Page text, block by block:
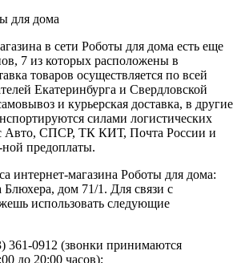
в сети Роботы для дома есть еще
7 из которых расположены в
товаров осуществляется по всей
Екатеринбурга и Свердловской
и курьерская доставка, в другие
силами логистических
Авто, СПСР, ТК КИТ, Почта России и
ной предоплаты.
интернет-магазина Роботы для дома:
Блюхера, дом 71/1. Для связи с
использовать следующие
361-0912 (звонки принимаются
до 20:00 часов);